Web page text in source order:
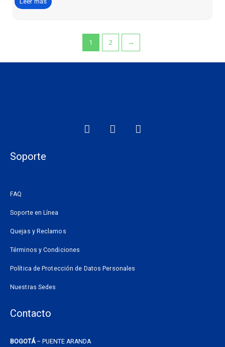
1 2 →
F
a
I
n
W
h
Soporte
FAQ
Soporte en Línea
Quejas y Reclamos
Términos y Condiciones
Política de Protección de Datos Personales
Nuestras Sedes
Contacto
BOGOTÁ– PUENTE ARANDA